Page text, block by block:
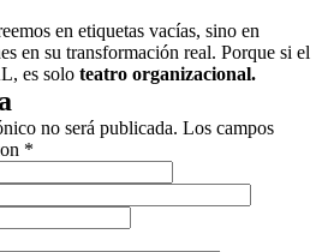
en etiquetas vacías, sino en
en su transformación real. Porque si el
es solo teatro organizacional.
no será publicada. Los campos
*